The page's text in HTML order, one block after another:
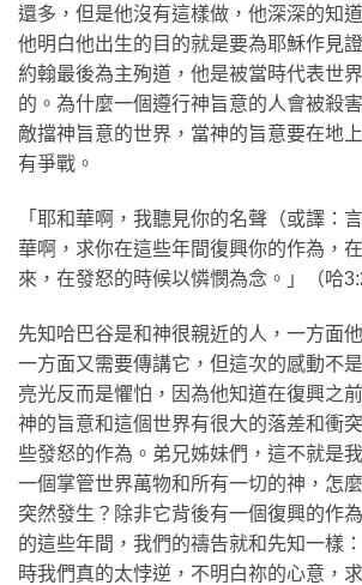
還多，但是他沒有這樣做，他深深的知
他明白他出生的目的就是要為耶穌作見
約翰最後為主殉道，他是被當時代表世
的。為什麼一個遵行神旨意的人會被殺
敵擋神旨意的世界，當神的旨意要在地
有爭戰。
「耶和華啊，我聽見你的名聲（或譯：
華啊，求你在這些年間復興你的作為，
來，在發怒的時候以憐憫為念。」（哈
先知哈巴谷是和神很親近的人，一方面
一方面又需要傳講它，但這次的感動不
亮光反而是懼怕，因為他知道在復興之
神的旨意和這個世界有很大的落差和衝
些發怒的作為。弟兄姊妹們，這不就是
一個掌管世界萬物和所有一切的神，怎
突然發生？除非它背後有一個復興的作
的這些年間，我們的禱告就和先知一樣
時我們真的太悖逆，不明白祢的心意，